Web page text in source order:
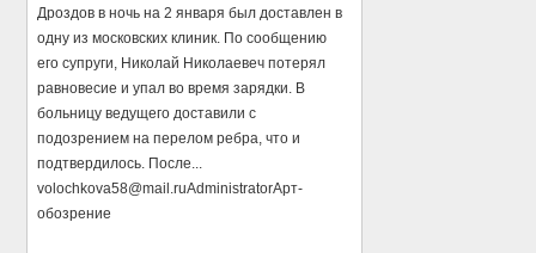
Дроздов в ночь на 2 января был доставлен в
одну из московских клиник. По сообщению
его супруги, Николай Николаевеч потерял
равновесие и упал во время зарядки. В
больницу ведущего доставили с
подозрением на перелом ребра, что и
подтвердилось. После...
volochkova58@mail.ruAdministratorАрт-
обозрение